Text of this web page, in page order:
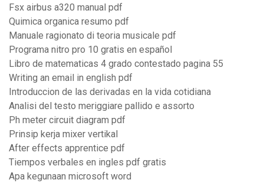
Fsx airbus a320 manual pdf
Quimica organica resumo pdf
Manuale ragionato di teoria musicale pdf
Programa nitro pro 10 gratis en español
Libro de matematicas 4 grado contestado pagina 55
Writing an email in english pdf
Introduccion de las derivadas en la vida cotidiana
Analisi del testo meriggiare pallido e assorto
Ph meter circuit diagram pdf
Prinsip kerja mixer vertikal
After effects apprentice pdf
Tiempos verbales en ingles pdf gratis
Apa kegunaan microsoft word